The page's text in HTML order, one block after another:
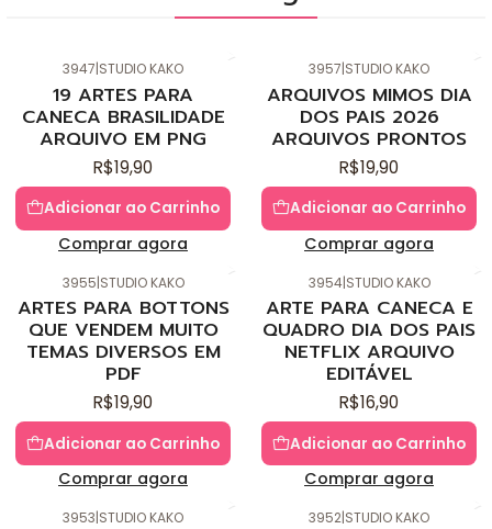
3947|STUDIO KAKO
19 ARTES PARA
CANECA BRASILIDADE
ARQUIVO EM PNG
R$19,90
Adicionar ao Carrinho
Comprar agora
3957|STUDIO KAKO
ARQUIVOS MIMOS DIA
DOS PAIS 2026
ARQUIVOS PRONTOS
R$19,90
Adicionar ao Carrinho
Comprar agora
3955|STUDIO KAKO
ARTES PARA BOTTONS
QUE VENDEM MUITO
TEMAS DIVERSOS EM
PDF
R$19,90
Adicionar ao Carrinho
Comprar agora
3954|STUDIO KAKO
ARTE PARA CANECA E
QUADRO DIA DOS PAIS
NETFLIX ARQUIVO
EDITÁVEL
R$16,90
Adicionar ao Carrinho
Comprar agora
3953|STUDIO KAKO 3952|STUDIO KAKO